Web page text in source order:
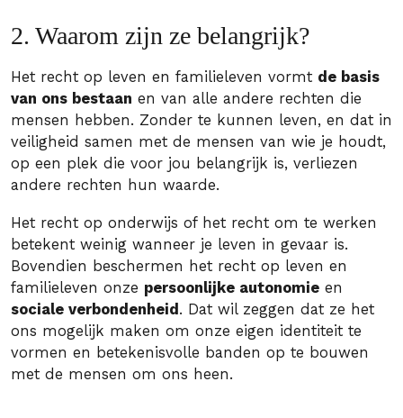
2. Waarom zijn ze belangrijk?
Het recht op leven en familieleven vormt de basis
van ons bestaan en van alle andere rechten die
mensen hebben. Zonder te kunnen leven, en dat in
veiligheid samen met de mensen van wie je houdt,
op een plek die voor jou belangrijk is, verliezen
andere rechten hun waarde.
Het recht op onderwijs of het recht om te werken
betekent weinig wanneer je leven in gevaar is.
Bovendien beschermen het recht op leven en
familieleven onze persoonlijke autonomie en
sociale verbondenheid . Dat wil zeggen dat ze het
ons mogelijk maken om onze eigen identiteit te
vormen en betekenisvolle banden op te bouwen
met de mensen om ons heen.